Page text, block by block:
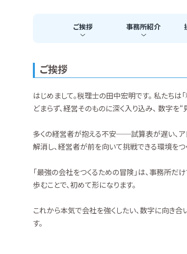
ご挨拶 事務所紹介
ご挨拶
はじめまして。税理士の田中宏明です。 私たちは
どまらず、経営そのものに深く入り込み、 数字
多くの経営者が抱える不安──試算表が遅い、ア
解消し、経営者が前を向いて挑戦できる環境をつ
「最強の会社をつくるための冒険」は、事務所だ
歩むことで、初めて形になります。
これから本気で会社を強くしたい、数字に向き
す。